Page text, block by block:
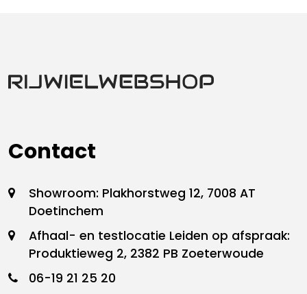
Contact
Showroom: Plakhorstweg 12, 7008 AT
Doetinchem
Afhaal- en testlocatie Leiden op afspraak:
Produktieweg 2, 2382 PB Zoeterwoude
06-19 21 25 20